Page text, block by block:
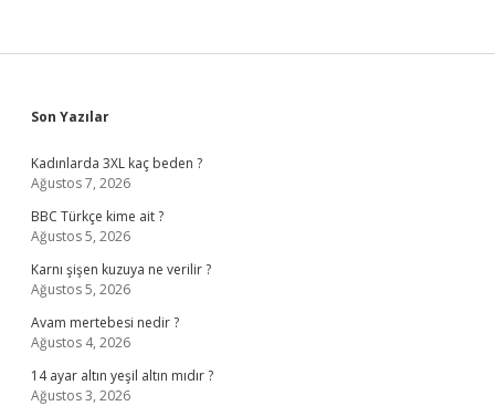
Sidebar
Son Yazılar
Kadınlarda 3XL kaç beden ?
Ağustos 7, 2026
BBC Türkçe kime ait ?
Ağustos 5, 2026
Karnı şişen kuzuya ne verilir ?
Ağustos 5, 2026
Avam mertebesi nedir ?
Ağustos 4, 2026
14 ayar altın yeşil altın mıdır ?
Ağustos 3, 2026